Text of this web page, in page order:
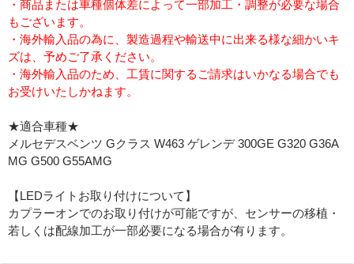
・商品または車種個体差によって一部加工・調整が必要な場合
もございます。
・海外輸入品の為に、製造過程や輸送中に出来る様な細かいキ
ズは、予めご了承ください。
・海外輸入品のため、工賃に関するご請求はいかなる場合でも
お受けいたしかねます。
★適合車種★
メルセデスベンツ Gクラス W463 ゲレンデ 300GE G320 G36A
MG G500 G55AMG
【LEDライトお取り付けについて】
カプラーオンでのお取り付けが可能ですが、センサーの移植・
若しくは配線加工が一部必要になる場合が有ります。